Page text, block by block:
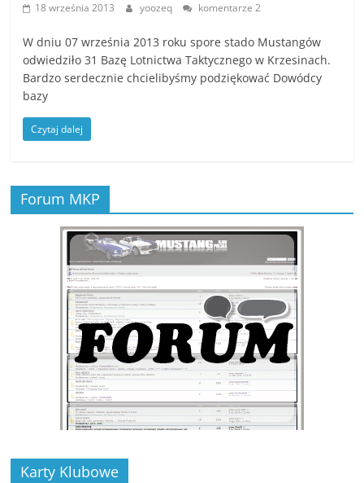
18 września 2013 yoozeq komentarze 2
W dniu 07 września 2013 roku spore stado Mustangów
odwiedziło 31 Bazę Lotnictwa Taktycznego w Krzesinach.
Bardzo serdecznie chcielibyśmy podziękować Dowódcy
bazy
Czytaj dalej
Forum MKP
Karty Klubowe